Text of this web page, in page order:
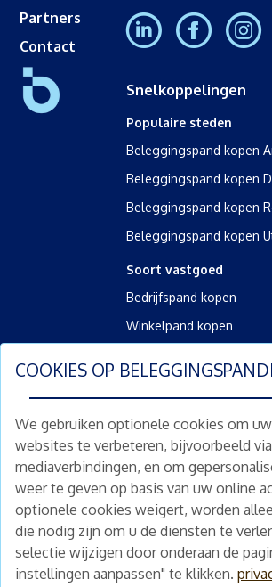
COOKIES OP
We gebruiken optionele cookies om
websites te verbeteren, bijvoorbeeld
mediaverbindingen, en om
weer te geven op basis van uw online
optionele cookies weigert, worden
die nodig zijn om u de diensten te
selectie wijzigen door onderaan de
instellingen aanpassen" te klikken.
Partners
Contact
Snelkoppelingen
Populaire steden
Beleggingspand kopen
Beleggingspand kopen
Beleggingspand kopen
Beleggingspand kopen
Soort vastgoed
Bedrijfspand kopen
Winkelpand kopen
Overig
Diensten
Gratis waardebepaling
Gratis waardebepaling